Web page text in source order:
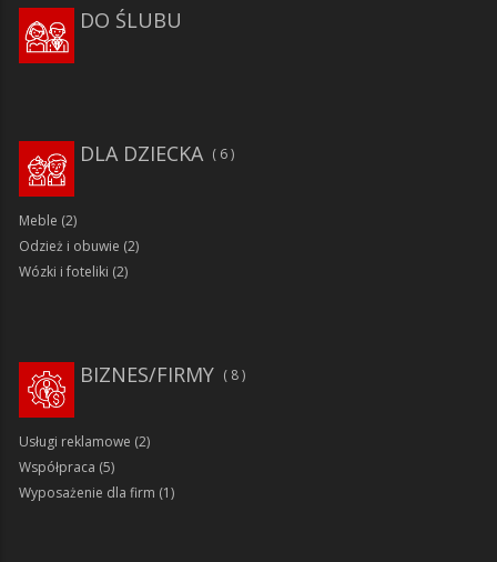
DO ŚLUBU
6
DLA DZIECKA
Meble (2)
Odzież i obuwie (2)
Wózki i foteliki (2)
8
BIZNES/FIRMY
Usługi reklamowe (2)
Współpraca (5)
Wyposażenie dla firm (1)